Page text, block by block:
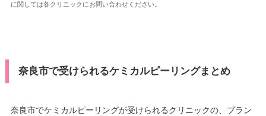
に関しては各クリニックにお問い合わせください。
奈良市で受けられるケミカルピーリングまとめ
奈良市でケミカルピーリングが受けられるクリニックの、プラン